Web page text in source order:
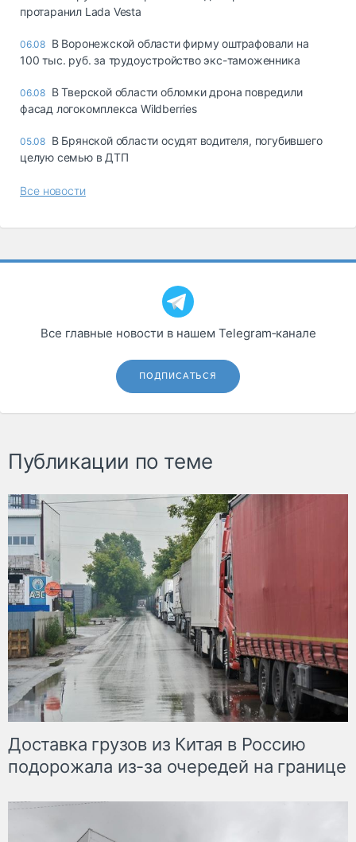
протаранил Lada Vesta
06.08 В Воронежской области фирму оштрафовали на
100 тыс. руб. за трудоустройство экс-таможенника
06.08 В Тверской области обломки дрона повредили
фасад логокомплекса Wildberries
05.08 В Брянской области осудят водителя, погубившего
целую семью в ДТП
Все новости
Все главные новости в нашем Telegram‑канале
ПОДПИСАТЬСЯ
Публикации по теме
Доставка грузов из Китая в Россию
подорожала из-за очередей на границе